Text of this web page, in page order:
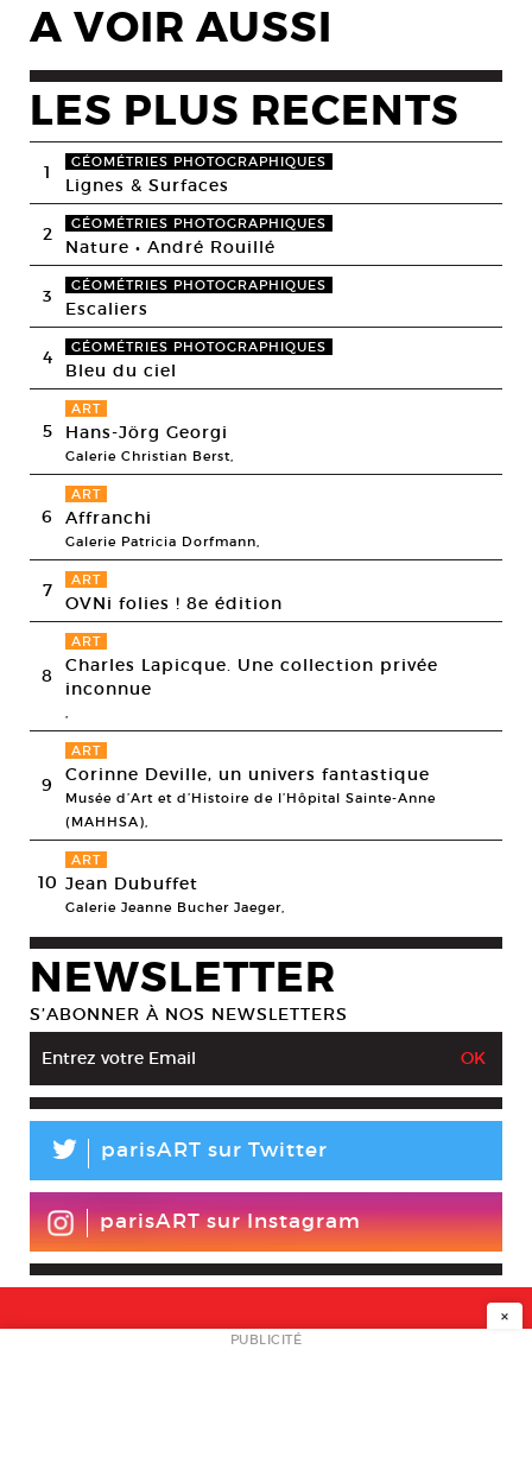
A VOIR AUSSI
LES PLUS RECENTS
1 GÉOMÉTRIES PHOTOGRAPHIQUES
Lignes & Surfaces
2 GÉOMÉTRIES PHOTOGRAPHIQUES
Nature • André Rouillé
3 GÉOMÉTRIES PHOTOGRAPHIQUES
Escaliers
4 GÉOMÉTRIES PHOTOGRAPHIQUES
Bleu du ciel
5
ART
Hans-Jörg Georgi
Galerie Christian Berst,
6
ART
Affranchi
Galerie Patricia Dorfmann,
7 ART
OVNi folies ! 8e édition
8
ART
Charles Lapicque. Une collection privée
inconnue
,
9
ART
Corinne Deville, un univers fantastique
Musée d’Art et d’Histoire de l’Hôpital Sainte-Anne
(MAHHSA),
10
ART
Jean Dubuffet
Galerie Jeanne Bucher Jaeger,
NEWSLETTER
S’ABONNER À NOS NEWSLETTERS
L parisART sur Twitter
parisART sur Instagram
NEWSLETTER
×
PUBLICITÉ